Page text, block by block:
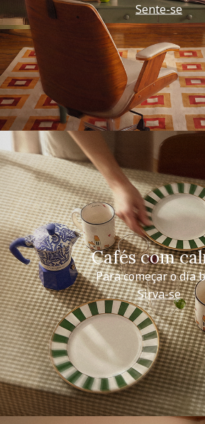
Sente-se
Cafés com
Para começar o dia
Sirva-se